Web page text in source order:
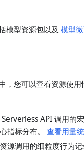
模型资源包以及 模型
，您可以查看资源使用
API 调用的
指标分布。 查看用量
源调用的细粒度行为